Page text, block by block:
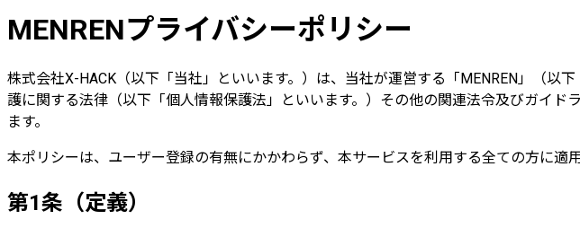
MENRENプライバシーポリシー
株式会社X-HACK（以下「当社」といいます。）は、当社が運営する「MENREN」（
護に関する法律（以下「個人情報保護法」といいます。）その他の関連法令及びガイ
ます。
本ポリシーは、ユーザー登録の有無にかかわらず、本サービスを利用する全ての方に適用
第1条（定義）